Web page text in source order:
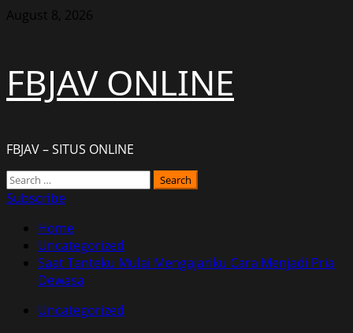
Skip
August 8, 2026
FBJAV ONLINE
FBJAV – SITUS ONLINE
Primary
Menu
Search
for:
Subscribe
Home
Uncategorized
Saat Tanteku Mulai Mengajariku Cara Menjadi Pria
Dewasa
Uncategorized